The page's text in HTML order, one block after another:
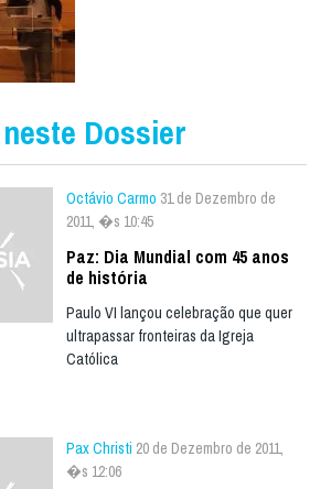
Dossier
Octávio Carmo 31 de Dezembro de
2011, �s 10:45
Paz: Dia Mundial com 45 anos
de história
Paulo VI lançou celebração que quer
ultrapassar fronteiras da Igreja
Católica
Pax Christi 20 de Dezembro de 2011,
�s 12:06